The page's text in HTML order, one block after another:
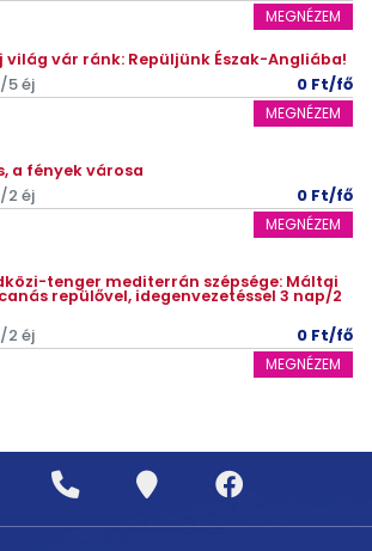
MEGNÉZEM
világ vár ránk: Repüljünk Észak-Angliába!
5 éj 0 Ft/fő
MEGNÉZEM
a fények városa
2 éj 0 Ft/fő
MEGNÉZEM
tenger mediterrán szépsége: Máltai
repülővel, idegenvezetéssel 3 nap/2
2 éj 0 Ft/fő
MEGNÉZEM